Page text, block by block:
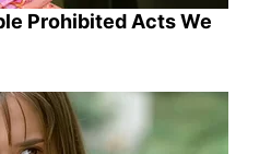
Prohibited Acts We